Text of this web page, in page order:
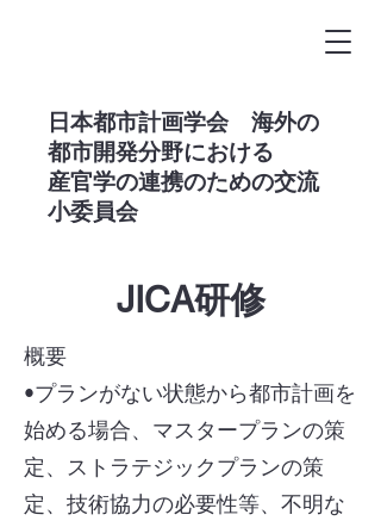
​日本都市計画学会 海外の
都市開発分野における
産官学の連携のための交流
小委員会
JICA研修
概要​
•プランがない状態から都市計画を
始める場合、マスタープランの策
定、ストラテジックプランの策
定、技術協力の必要性等、不明な